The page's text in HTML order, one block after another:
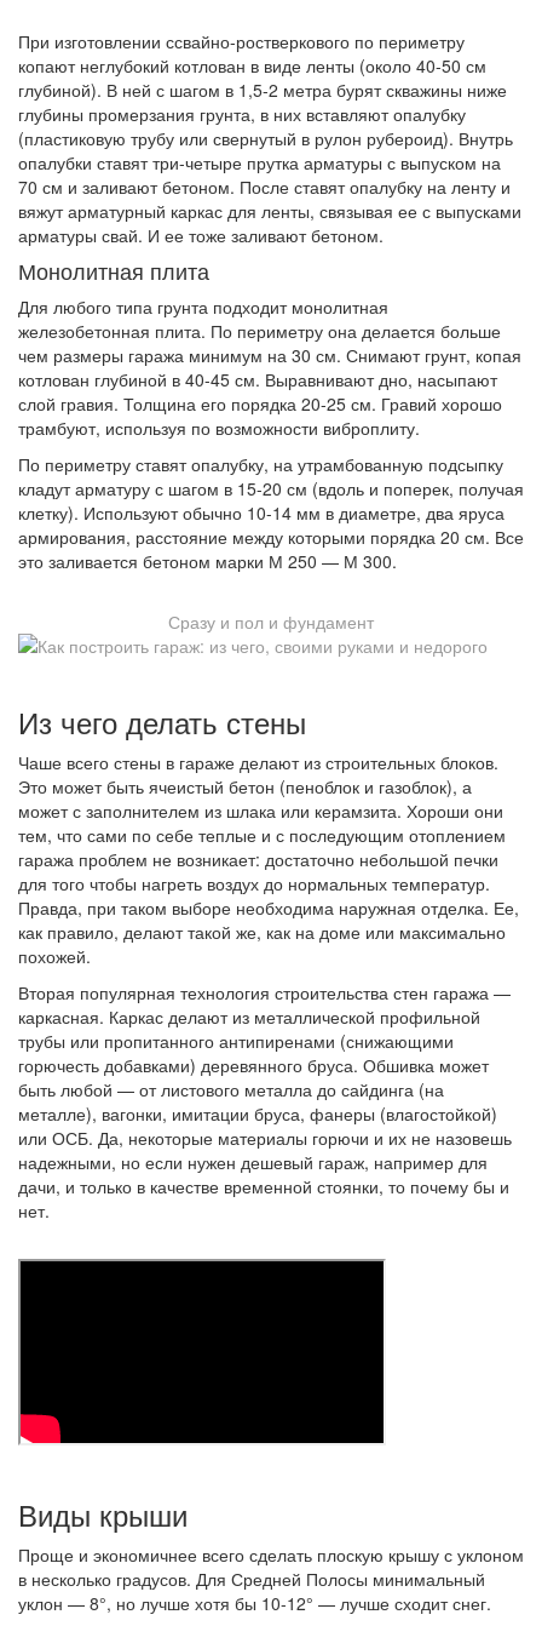
При изготовлении ссвайно-ростверкового по периметру
копают неглубокий котлован в виде ленты (около 40-50 см
глубиной). В ней с шагом в 1,5-2 метра бурят скважины ниже
глубины промерзания грунта, в них вставляют опалубку
(пластиковую трубу или свернутый в рулон рубероид). Внутрь
опалубки ставят три-четыре прутка арматуры с выпуском на
70 см и заливают бетоном. После ставят опалубку на ленту и
вяжут арматурный каркас для ленты, связывая ее с выпусками
арматуры свай. И ее тоже заливают бетоном.
Монолитная плита
Для любого типа грунта подходит монолитная
железобетонная плита. По периметру она делается больше
чем размеры гаража минимум на 30 см. Снимают грунт, копая
котлован глубиной в 40-45 см. Выравнивают дно, насыпают
слой гравия. Толщина его порядка 20-25 см. Гравий хорошо
трамбуют, используя по возможности виброплиту.
По периметру ставят опалубку, на утрамбованную подсыпку
кладут арматуру с шагом в 15-20 см (вдоль и поперек, получая
клетку). Используют обычно 10-14 мм в диаметре, два яруса
армирования, расстояние между которыми порядка 20 см. Все
это заливается бетоном марки М 250 — М 300.
Сразу и пол и фундамент
Из чего делать стены
Чаше всего стены в гараже делают из строительных блоков.
Это может быть ячеистый бетон (пеноблок и газоблок), а
может с заполнителем из шлака или керамзита. Хороши они
тем, что сами по себе теплые и с последующим отоплением
гаража проблем не возникает: достаточно небольшой печки
для того чтобы нагреть воздух до нормальных температур.
Правда, при таком выборе необходима наружная отделка. Ее,
как правило, делают такой же, как на доме или максимально
похожей.
Вторая популярная технология строительства стен гаража —
каркасная. Каркас делают из металлической профильной
трубы или пропитанного антипиренами (снижающими
горючесть добавками) деревянного бруса. Обшивка может
быть любой — от листового металла до сайдинга (на
металле), вагонки, имитации бруса, фанеры (влагостойкой)
или ОСБ. Да, некоторые материалы горючи и их не назовешь
надежными, но если нужен дешевый гараж, например для
дачи, и только в качестве временной стоянки, то почему бы и
нет.
Виды крыши
Проще и экономичнее всего сделать плоскую крышу с уклоном
в несколько градусов. Для Средней Полосы минимальный
уклон — 8°, но лучше хотя бы 10-12° — лучше сходит снег.